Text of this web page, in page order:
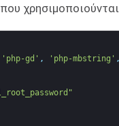
'php-gd' , 'php-mbstring'